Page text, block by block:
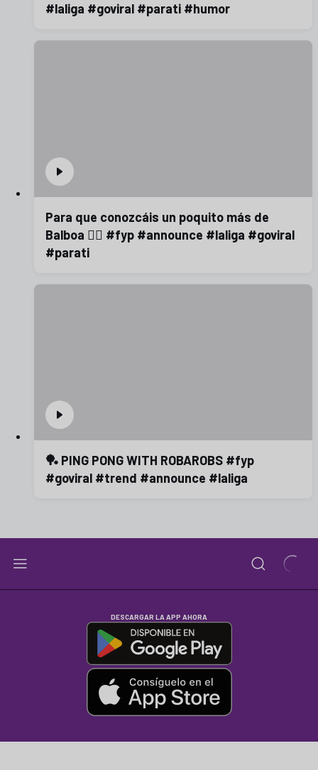
#laliga #goviral #parati #humor
Para que conozcáis un poquito más de
Balboa 😮‍💨 #fyp #announce #laliga #goviral
#parati
🏓 PING PONG WITH ROBAROBS #fyp
#goviral #trend #announce #laliga
DESCARGAR LA APP AHORA